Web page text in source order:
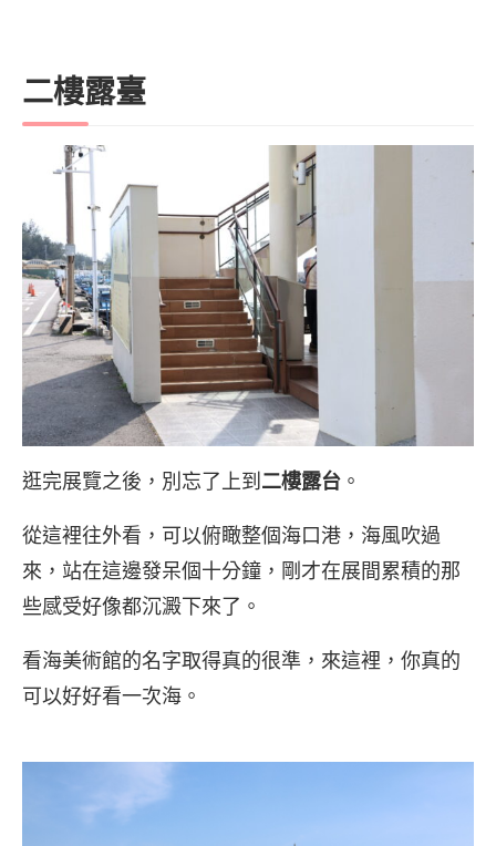
二樓露臺
逛完展覽之後，別忘了上到二樓露台。
從這裡往外看，可以俯瞰整個海口港，海風吹過
來，站在這邊發呆個十分鐘，剛才在展間累積的那
些感受好像都沉澱下來了。
看海美術館的名字取得真的很準，來這裡，你真的
可以好好看一次海。